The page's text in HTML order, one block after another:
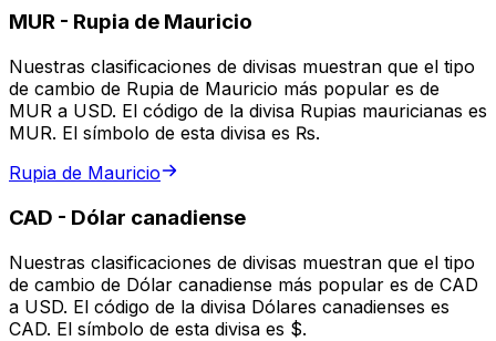
MUR - Rupia de Mauricio
Nuestras clasificaciones de divisas muestran que el tipo
de cambio de Rupia de Mauricio más popular es de
MUR a USD. El código de la divisa Rupias mauricianas es
MUR. El símbolo de esta divisa es ₨.
Rupia de Mauricio
CAD - Dólar canadiense
Nuestras clasificaciones de divisas muestran que el tipo
de cambio de Dólar canadiense más popular es de CAD
a USD. El código de la divisa Dólares canadienses es
CAD. El símbolo de esta divisa es $.